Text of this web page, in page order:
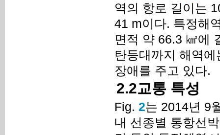
역의 항로 길이는
41 m이다. 특정해
면적 약 66.3 ㎢에
탄등대까지 해역
장애를 주고 있다.
2.2교통 특성
Fig. 2는 2014년 9
내 선종별 통항선